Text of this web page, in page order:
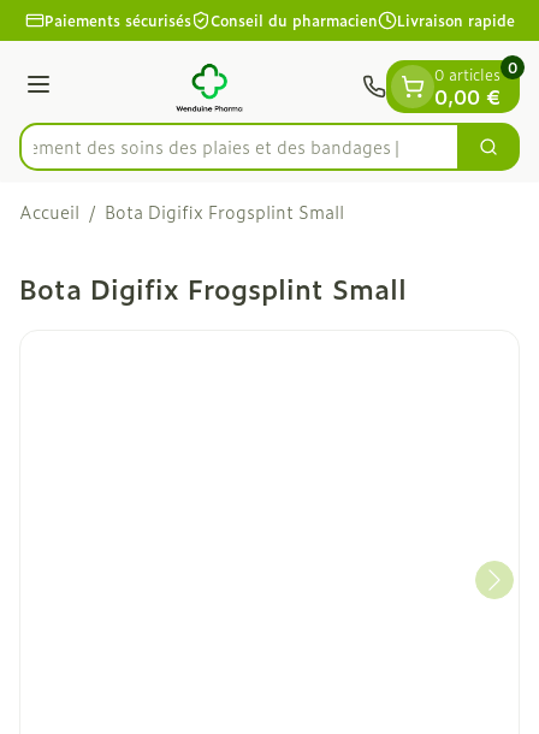
Aller au contenu
1 de 1
Paiements sécurisés Conseil du pharmacien Livraison rapide
Menu
Rechercherdes soins des plaies et des bandages
0 articles
0,00 €
0
Accueil / Bota Digifix Frogsplint Small
Bota Digifix Frogsplint Small